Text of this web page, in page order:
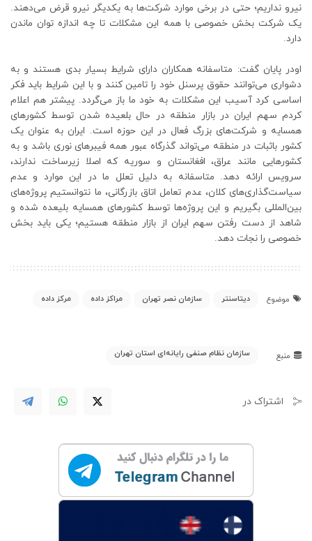
نیرو نداریم؛ حتی در برخی موارد شرکت‌ها به یکدیگر نیرو قرض می‌دهند.
یک شرکت بخش خصوصی با همه این مشکلات تا چه اندازه توان ماندن
دارد.
اودر پایان گفت: متاسفانه همکاران دارای شرایط بسیار بدی هستند و به
دشواری می‌توانند حقوق پرسنل خود را تامین کنند و با این شرایط باید فکر
اساسی کرد آسیب این مشکلات به خود ما باز می‌گردد. پیشتر هم اعلام
کردم سهم ایران در بازار منطقه در حال بلعیده شدن توسط کشورهای
همسایه و شرکت‌های بزرگ فعال در این حوزه است. ایران به عنوان یک
کشور باثبات در منطقه می‌تواند گذرگاه عبور همه فیبرهای نوری باشد و به
کشورهایی مانند عراق، افغانستان و سوریه که اصلا زیرساخت ندارند،
سرویس ارائه دهد. متاسفانه به دلیل تعلل ما در این موارد و عدم
سیاست‌گذاری‌های کلان، عدم تعامل اتاق بازرگانی، ما نتوانستیم پروژ‌ه‌های
بین‌المللی بگیریم و این پروژه‌ها توسط کشورهای همسایه بلیعده شده و
شاهد از دست رفتن سهم ایران از بازار منطقه هستیم؛ یکی باید بخش
خصوصی را نجات دهد.
موضوع دیتاسنتر سازمان نصر تهران مراکز داده مرکز داده
منبع سازمان نظام صنفی رایانه‌ای استان تهران
اشتراک در